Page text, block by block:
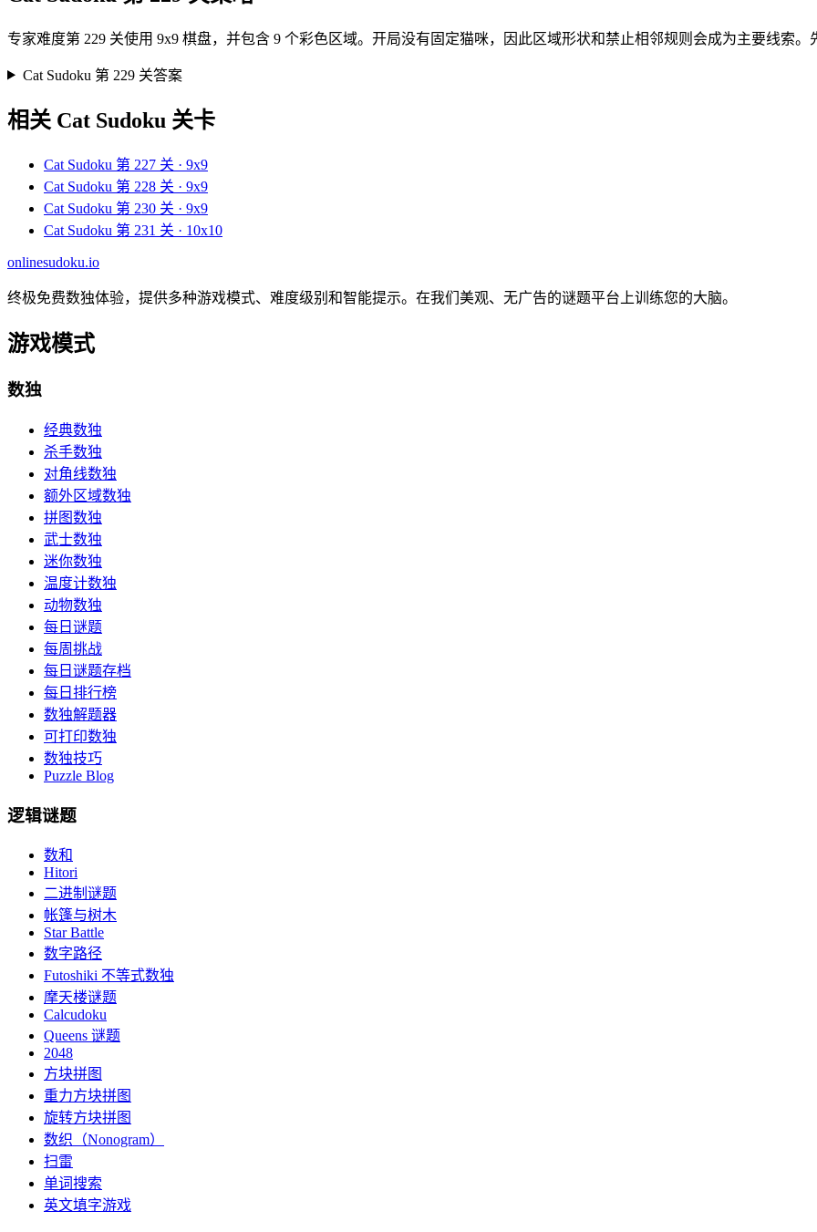
专家难度第 229 关使用 9x9 棋盘，并包含 9 个彩色区域。开局没有固定猫咪，因此区域形状和禁止相邻规则会成为主要线索。
Cat Sudoku 第 229 关答案
相关 Cat Sudoku 关卡
Cat Sudoku 第 227 关 · 9x9
Cat Sudoku 第 228 关 · 9x9
Cat Sudoku 第 230 关 · 9x9
Cat Sudoku 第 231 关 · 10x10
onlinesudoku.io
终极免费数独体验，提供多种游戏模式、难度级别和智能提示。在我们美观、无广告的谜题平台上训练您的大脑。
游戏模式
数独
经典数独
杀手数独
对角线数独
额外区域数独
拼图数独
武士数独
迷你数独
温度计数独
动物数独
每日谜题
每周挑战
每日谜题存档
每日排行榜
数独解题器
可打印数独
数独技巧
Puzzle Blog
逻辑谜题
数和
Hitori
二进制谜题
帐篷与树木
Star Battle
数字路径
Futoshiki 不等式数独
摩天楼谜题
Calcudoku
Queens 谜题
2048
方块拼图
重力方块拼图
旋转方块拼图
数织（Nonogram）
扫雷
单词搜索
英文填字游戏